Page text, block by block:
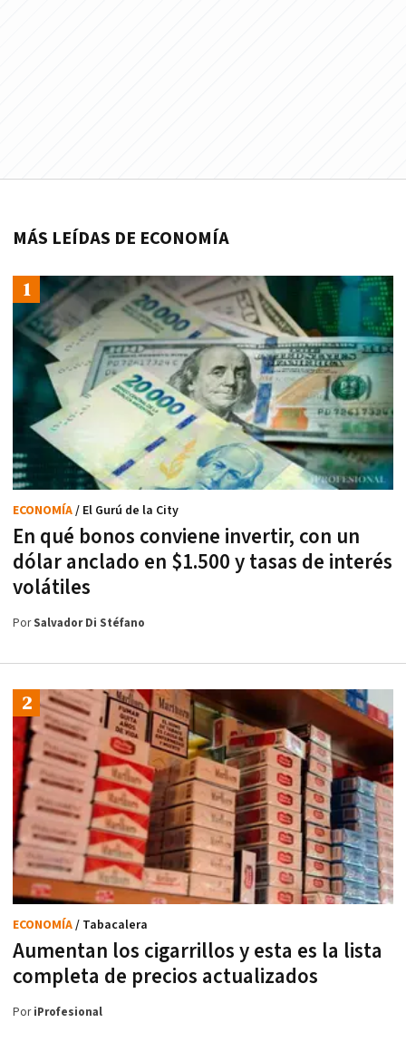
MÁS LEÍDAS DE ECONOMÍA
En qué bonos conviene invertir, con un
dólar anclado en $1.500 y tasas de interés
volátiles
ECONOMÍA/ El Gurú de la City
PorSalvador Di Stéfano
Aumentan los cigarrillos y esta es la lista
completa de precios actualizados
ECONOMÍA/ Tabacalera
PoriProfesional